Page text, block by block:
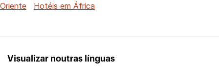
Oriente
Hotéis em África
Visualizar noutras línguas